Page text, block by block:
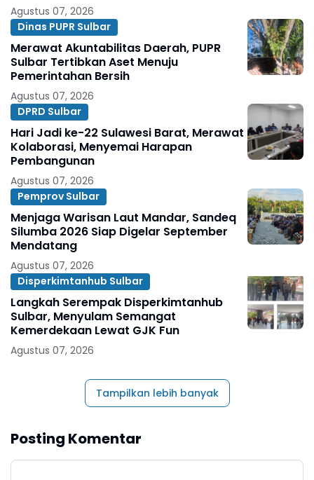
Agustus 07, 2026
Dinas PUPR Sulbar
Merawat Akuntabilitas Daerah, PUPR
Sulbar Tertibkan Aset Menuju
Pemerintahan Bersih
Agustus 07, 2026
DPRD Sulbar
Hari Jadi ke-22 Sulawesi Barat, Merawat
Kolaborasi, Menyemai Harapan
Pembangunan
Agustus 07, 2026
Pemprov Sulbar
Menjaga Warisan Laut Mandar, Sandeq
Silumba 2026 Siap Digelar September
Mendatang
Agustus 07, 2026
Disperkimtanhub Sulbar
Langkah Serempak Disperkimtanhub
Sulbar, Menyulam Semangat
Kemerdekaan Lewat GJK Fun
Agustus 07, 2026
Tampilkan lebih banyak
Posting Komentar